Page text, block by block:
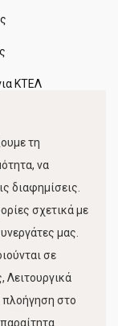
ΚΤΕΛ
τη
να
διαφημίσεις.
σχετικά με
μας.
σε
πλοήγηση στο